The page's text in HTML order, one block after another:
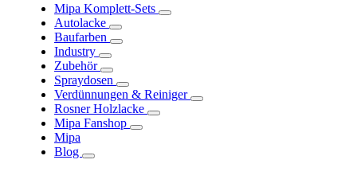
Mipa Komplett-Sets
Autolacke
Baufarben
Industry
Zubehör
Spraydosen
Verdünnungen & Reiniger
Rosner Holzlacke
Mipa Fanshop
Mipa
Blog